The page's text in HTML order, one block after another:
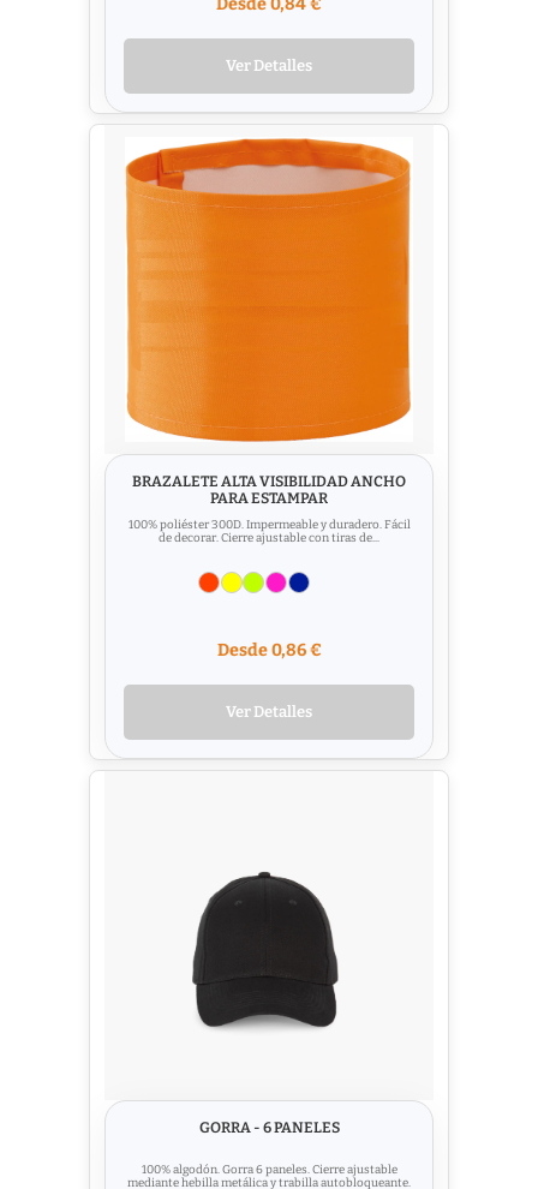
Desde 0,84 €
Ver Detalles
BRAZALETE ALTA VISIBILIDAD ANCHO
PARA ESTAMPAR
100% poliéster 300D. Impermeable y duradero. Fácil
de decorar. Cierre ajustable con tiras de...
Desde 0,86 €
Ver Detalles
GORRA - 6 PANELES
100% algodón. Gorra 6 paneles. Cierre ajustable
mediante hebilla metálica y trabilla autobloqueante.